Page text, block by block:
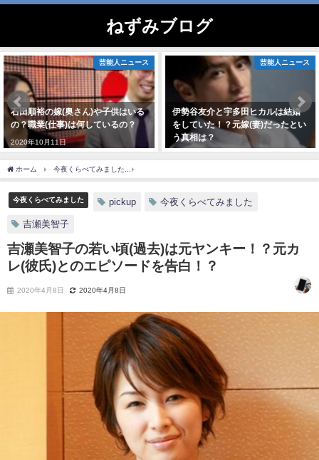
ねずみブログ
芸能人ニュース
石田順裕の嫁(奥さん)や子供はいる
の？職業(仕事)は何しているの？
2020年10月11日
芸能人ニュース
伊勢谷友介と宇多田ヒカルは結婚
をしていた！？元嫁(妻)だったとい
う真相は？
ホーム 今夜くらべてみました
今夜くらべてみました pickup 今夜くらべてみました
吉瀬美智子
吉瀬美智子の若い頃(過去)は元ヤンキー！？元カ
レ(彼氏)とのエピソードを告白！？
2020年4月8日 2020年4月8日